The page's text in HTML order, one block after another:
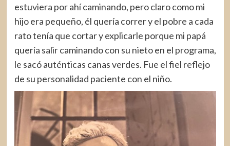
estuviera por ahí caminando, pero claro como mi
hijo era pequeño, él quería correr y el pobre a cada
rato tenía que cortar y explicarle porque mi papá
quería salir caminando con su nieto en el programa,
le sacó auténticas canas verdes. Fue el fiel reflejo
de su personalidad paciente con el niño.